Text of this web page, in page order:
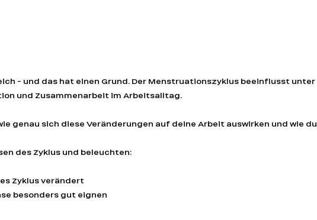
- und das hat einen Grund. Der Menstruationszyklus beeinflusst unter
und Zusammenarbeit im Arbeitsalltag.
genau sich diese Veränderungen auf deine Arbeit auswirken und wie du
des Zyklus und beleuchten:
Zyklus verändert
besonders gut eignen